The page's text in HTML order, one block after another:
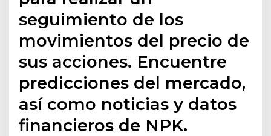
seguimiento de los
movimientos del precio de
sus acciones. Encuentre
predicciones del mercado,
así como noticias y datos
financieros de NPK.